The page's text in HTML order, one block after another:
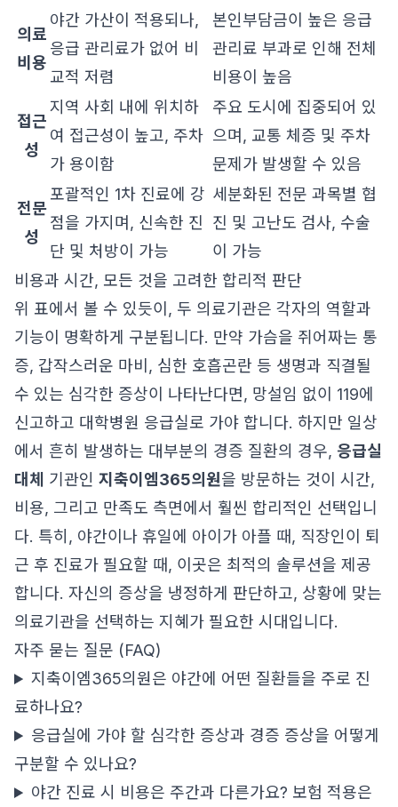
의료
비용
야간 가산이 적용되나,
응급 관리료가 없어 비
교적 저렴
본인부담금이 높은 응급
관리료 부과로 인해 전체
비용이 높음
접근
성
지역 사회 내에 위치하
여 접근성이 높고, 주차
가 용이함
주요 도시에 집중되어 있
으며, 교통 체증 및 주차
문제가 발생할 수 있음
전문
성
포괄적인 1차 진료에 강
점을 가지며, 신속한 진
단 및 처방이 가능
세분화된 전문 과목별 협
진 및 고난도 검사, 수술
이 가능
비용과 시간, 모든 것을 고려한 합리적 판단
위 표에서 볼 수 있듯이, 두 의료기관은 각자의 역할과
기능이 명확하게 구분됩니다. 만약 가슴을 쥐어짜는 통
증, 갑작스러운 마비, 심한 호흡곤란 등 생명과 직결될
수 있는 심각한 증상이 나타난다면, 망설임 없이 119에
신고하고 대학병원 응급실로 가야 합니다. 하지만 일상
에서 흔히 발생하는 대부분의 경증 질환의 경우, 응급실
대체
기관인 지축이엠365의원을 방문하는 것이 시간,
비용, 그리고 만족도 측면에서 훨씬 합리적인 선택입니
다. 특히, 야간이나 휴일에 아이가 아플 때, 직장인이 퇴
근 후 진료가 필요할 때, 이곳은 최적의 솔루션을 제공
합니다. 자신의 증상을 냉정하게 판단하고, 상황에 맞는
의료기관을 선택하는 지혜가 필요한 시대입니다.
자주 묻는 질문 (FAQ)
지축이엠365의원은 야간에 어떤 질환들을 주로 진
료하나요?
응급실에 가야 할 심각한 증상과 경증 증상을 어떻게
구분할 수 있나요?
야간 진료 시 비용은 주간과 다른가요? 보험 적용은